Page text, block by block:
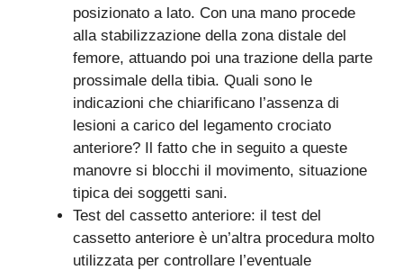
posizionato a lato. Con una mano procede
alla stabilizzazione della zona distale del
femore, attuando poi una trazione della parte
prossimale della tibia. Quali sono le
indicazioni che chiarificano l’assenza di
lesioni a carico del legamento crociato
anteriore? Il fatto che in seguito a queste
manovre si blocchi il movimento, situazione
tipica dei soggetti sani.
Test del cassetto anteriore: il test del
cassetto anteriore è un’altra procedura molto
utilizzata per controllare l’eventuale